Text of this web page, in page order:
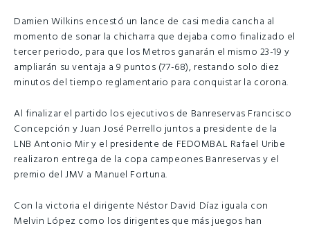
Damien Wilkins encestó un lance de casi media cancha al
momento de sonar la chicharra que dejaba como finalizado el
tercer periodo, para que los Metros ganarán el mismo 23-19 y
ampliarán su ventaja a 9 puntos (77-68), restando solo diez
minutos del tiempo reglamentario para conquistar la corona.
Al finalizar el partido los ejecutivos de Banreservas Francisco
Concepción y Juan José Perrello juntos a presidente de la
LNB Antonio Mir y el presidente de FEDOMBAL Rafael Uribe
realizaron entrega de la copa campeones Banreservas y el
premio del JMV a Manuel Fortuna.
Con la victoria el dirigente Néstor David Díaz iguala con
Melvin López como los dirigentes que más juegos han